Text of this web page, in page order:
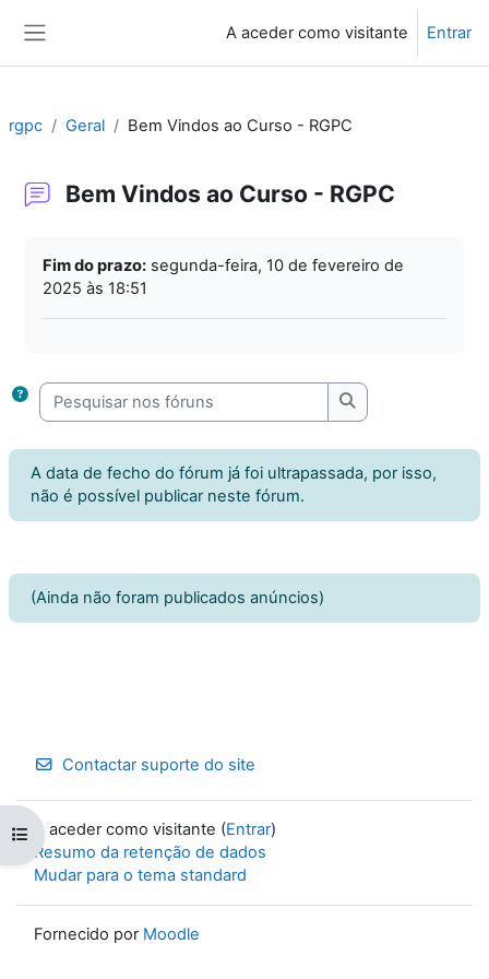
A aceder como visitante Entrar
Abrir índice da disciplina
rgpc Geral Bem Vindos ao Curso - RGPC
Bem Vindos ao Curso - RGPC
Fim do prazo: segunda-feira, 10 de fevereiro de
2025 às 18:51
Pesquisar nos fóruns
Pesquisar nos
A data de fecho do fórum já foi ultrapassada, por isso,
não é possível publicar neste fórum.
(Ainda não foram publicados anúncios)
Contactar suporte do site
A aceder como visitante (Entrar)
Resumo da retenção de dados
Mudar para o tema standard
Fornecido por Moodle